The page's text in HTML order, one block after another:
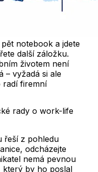
notebook a jdete
další záložku.
životem není
– vyžadá si ale
radí firemní
rady o work-life
řeší z pohledu
odcházejte
nemá pevnou
který by ho poslal